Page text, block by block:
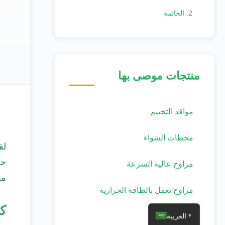
2. الخاتمة
منتجات موصى بها
مواقد التخييم
محطات الشواء
مراوح عالية السرعة
مراوح تعمل بالطاقة الحرارية
العربية ▼